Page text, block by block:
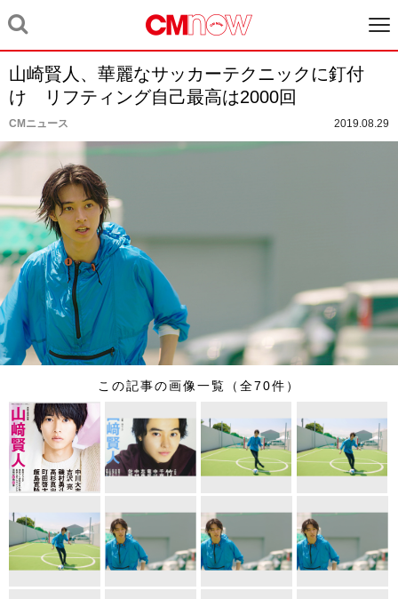
山崎賢人、華麗なサッカーテクニックに釘付
け リフティング自己最高は2000回
CMニュース 2019.08.29
この記事の画像一覧（全70件）